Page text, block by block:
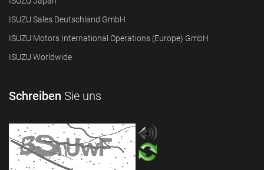
ISUZU Sales Deutschland GmbH
ISUZU Motors International Operations (Europe) GmbH
ISUZU Worldwide
Schreiben Sie uns